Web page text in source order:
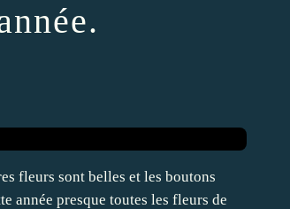
fleurs sont belles et les boutons
année presque toutes les fleurs de